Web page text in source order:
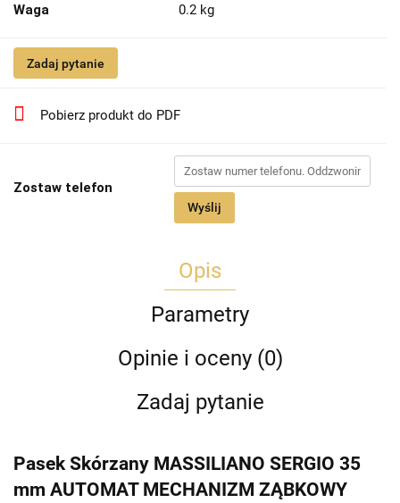
Waga 0.2 kg
Zadaj pytanie
Pobierz produkt do PDF
Zostaw telefon
Wyślij
Opis
Parametry
Opinie i oceny (0)
Zadaj pytanie
Pasek Skórzany MASSILIANO SERGIO 35
mm AUTOMAT MECHANIZM ZĄBKOWY